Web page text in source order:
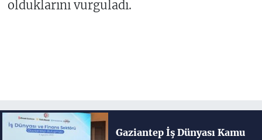
olduklarını vurguladı.
Gaziantep İş Dünyası Kamu